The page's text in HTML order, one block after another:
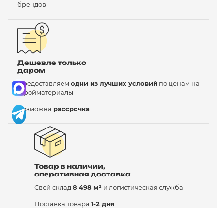
брендов
Дешевле только
даром
Предоставляем одни из лучших условий по ценам на
стройматериалы
Возможна рассрочка
Товар в наличии,
оперативная доставка
Свой склад 8 498 м² и логистическая служба
Поставка товара 1-2 дня